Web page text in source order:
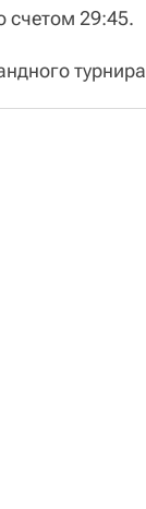
счетом 29:45.